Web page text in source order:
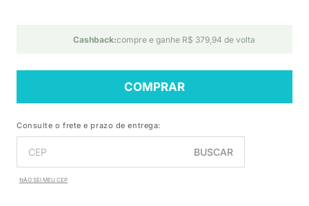
Cashback:compre e ganhe R$ 379,94 de volta
COMPRAR
Consulte o frete e prazo de entrega:
BUSCAR
NÃO SEI MEU CEP